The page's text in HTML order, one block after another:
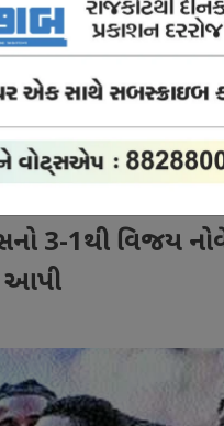
ક્રાઈમ
બ્રેકિંગ
વિજય નોર્વેએ
3-1થી વિજય
આપી